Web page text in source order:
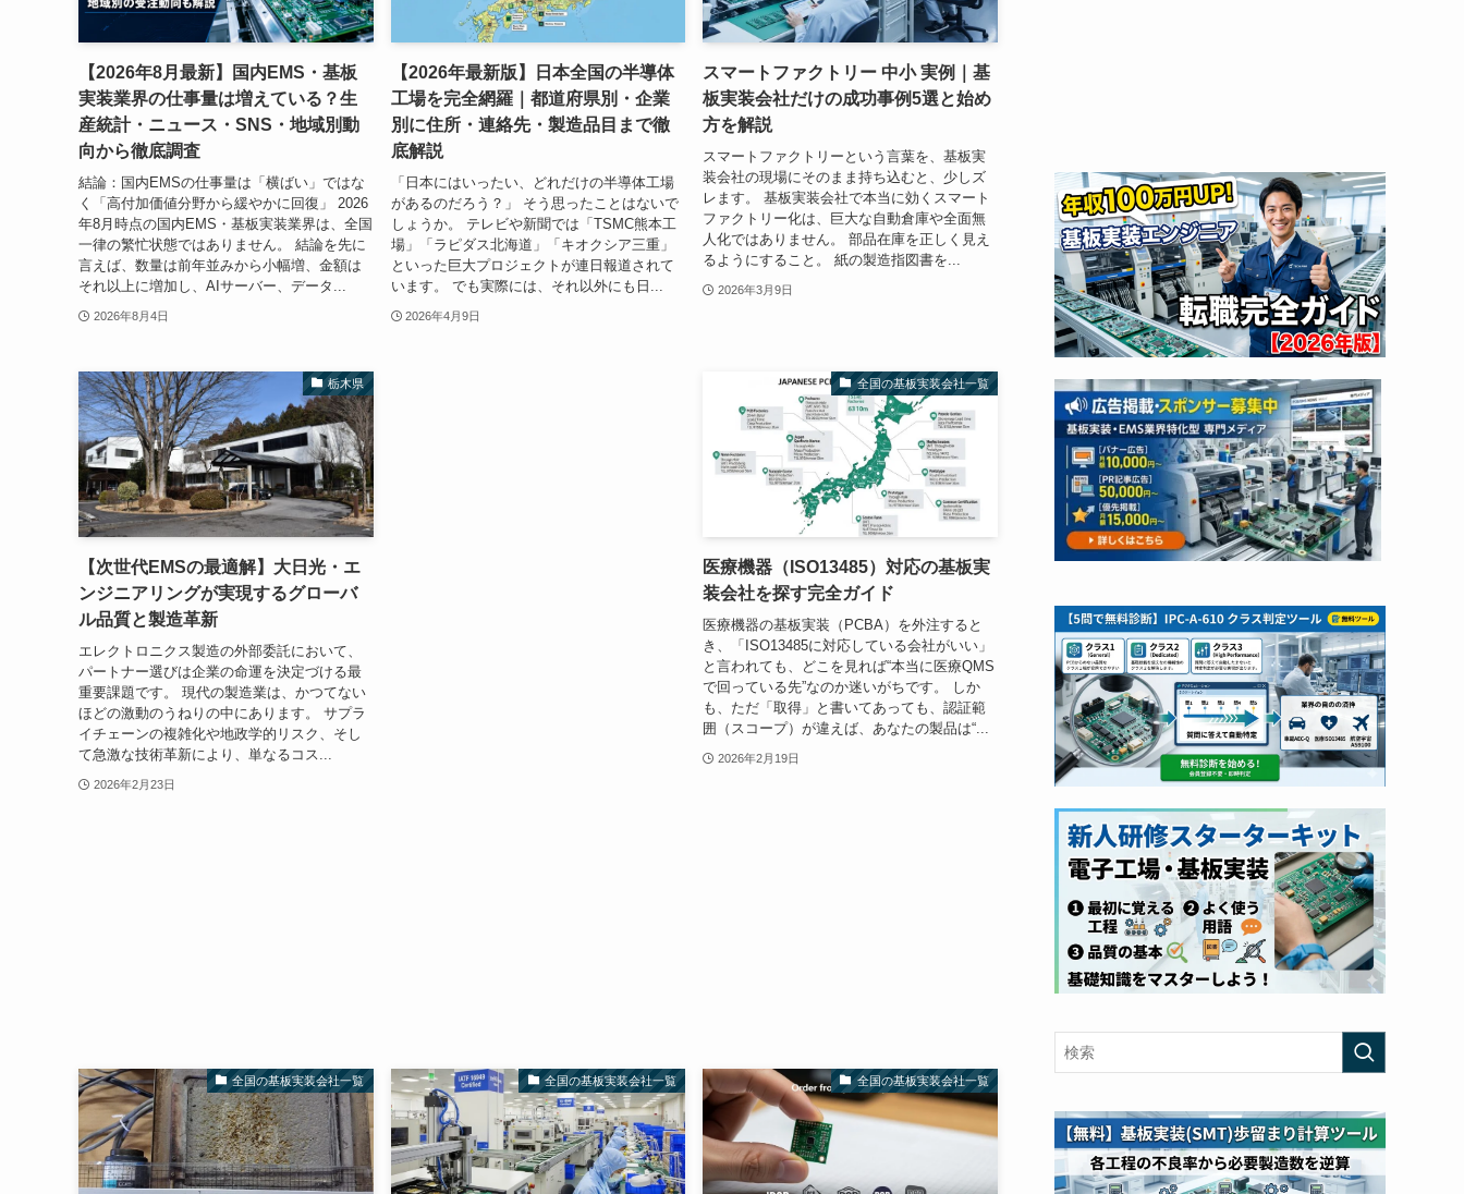
【2026年8月最新】国内EMS・基板
実装業界の仕事量は増えている？生
産統計・ニュース・SNS・地域別動
向から徹底調査
結論：国内EMSの仕事量は「横ばい」ではな
く「高付加価値分野から緩やかに回復」 2026
年8月時点の国内EMS・基板実装業界は、全国
一律の繁忙状態ではありません。 結論を先に
言えば、数量は前年並みから小幅増、金額は
それ以上に増加し、AIサーバー、データ...
2026年8月4日
【2026年最新版】日本全国の半導体
工場を完全網羅｜都道府県別・企業
別に住所・連絡先・製造品目まで徹
底解説
「日本にはいったい、どれだけの半導体工場
があるのだろう？」 そう思ったことはないで
しょうか。 テレビや新聞では「TSMC熊本工
場」「ラピダス北海道」「キオクシア三重」
といった巨大プロジェクトが連日報道されて
います。 でも実際には、それ以外にも日...
2026年4月9日
スマートファクトリー 中小 実例｜基
板実装会社だけの成功事例5選と始め
方を解説
スマートファクトリーという言葉を、基板実
装会社の現場にそのまま持ち込むと、少しズ
レます。 基板実装会社で本当に効くスマート
ファクトリー化は、巨大な自動倉庫や全面無
人化ではありません。 部品在庫を正しく見え
るようにすること。 紙の製造指図書を...
2026年3月9日
栃木県
【次世代EMSの最適解】大日光・エ
ンジニアリングが実現するグローバ
ル品質と製造革新
エレクトロニクス製造の外部委託において、
パートナー選びは企業の命運を決定づける最
重要課題です。 現代の製造業は、かつてない
ほどの激動のうねりの中にあります。 サプラ
イチェーンの複雑化や地政学的リスク、そし
て急激な技術革新により、単なるコス...
2026年2月23日
全国の基板実装会社一覧
医療機器（ISO13485）対応の基板実
装会社を探す完全ガイド
医療機器の基板実装（PCBA）を外注すると
き、「ISO13485に対応している会社がいい」
と言われても、どこを見れば“本当に医療QMS
で回っている先”なのか迷いがちです。 しか
も、ただ「取得」と書いてあっても、認証範
囲（スコープ）が違えば、あなたの製品は“...
2026年2月19日
全国の基板実装会社一覧 全国の基板実装会社一覧 全国の基板実装会社一覧